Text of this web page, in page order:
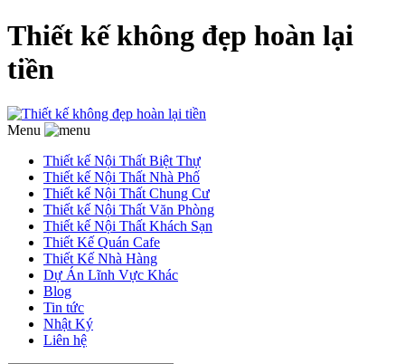
Thiết kế không đẹp hoàn lại
tiền
Menu
Thiết kế Nội Thất Biệt Thự
Thiết kế Nội Thất Nhà Phố
Thiết kế Nội Thất Chung Cư
Thiết kế Nội Thất Văn Phòng
Thiết kế Nội Thất Khách Sạn
Thiết Kế Quán Cafe
Thiết Kế Nhà Hàng
Dự Án Lĩnh Vực Khác
Blog
Tin tức
Nhật Ký
Liên hệ